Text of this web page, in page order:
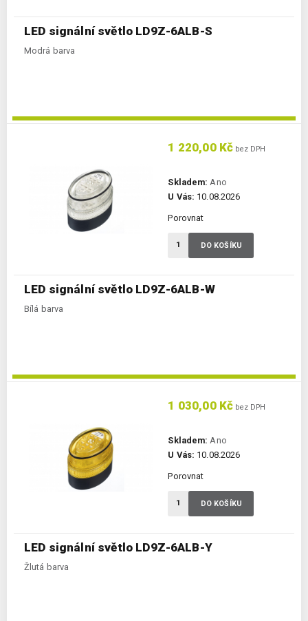
LED signální světlo LD9Z-6ALB-S
Modrá barva
LED signální světlo LD9Z-6ALB-W
Bílá barva
1 220,00 Kč bez DPH
Skladem: Ano
U Vás: 10.08.2026
Porovnat
DO KOŠÍKU
LED signální světlo LD9Z-6ALB-Y
Žlutá barva
1 030,00 Kč bez DPH
Skladem: Ano
U Vás: 10.08.2026
Porovnat
DO KOŠÍKU